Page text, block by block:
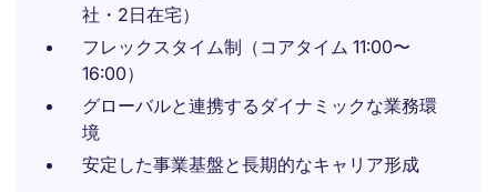
社・2日在宅）
フレックスタイム制（コアタイム 11:00〜
16:00）
グローバルと連携するダイナミックな業務環
境
安定した事業基盤と長期的なキャリア形成